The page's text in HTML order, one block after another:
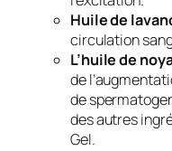
Huile de
circulation
L’huile de
de
de
des autres
Gel.